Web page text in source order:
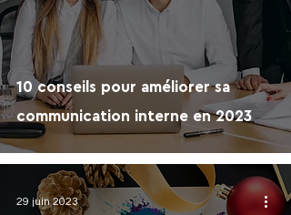
10 conseils pour améliorer sa
communication interne en 2023
29 juin 2023